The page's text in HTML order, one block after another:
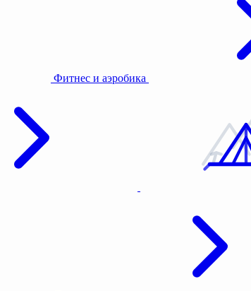
Фитнес и аэробика